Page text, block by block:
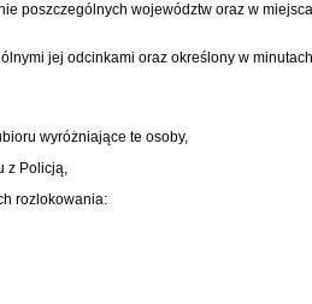
poszczególnych województw oraz w
jej odcinkami oraz określony w
wyróżniające te osoby,
z Policją,
rozlokowania: